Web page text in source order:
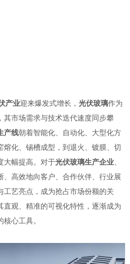
产业迎来爆发式增长， 光伏玻璃作为
其市场需求与技术迭代速度同步攀
产线朝着智能化、自动化、大型化方
熔化、锡槽成型，到退火、镀膜、切
大幅提高。对于光伏玻璃生产企业
、高效地向客户、合作伙伴、行业展
工艺亮点，成为抢占市场份额的关
直观、精准的可视化特性，逐渐成为
核心工具。